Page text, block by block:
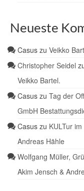
Neueste
Casus zu Veikko
Christopher Seidel
Veikko Bartel.
Casus zu Tag der
GmbH
Casus zu KULTur
Andreas Hähle
Wolfgang Müller,
Akim Jensch &